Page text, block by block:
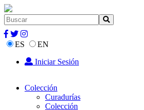
ES
EN
Iniciar Sesión
Colección
Curadurías
Colección